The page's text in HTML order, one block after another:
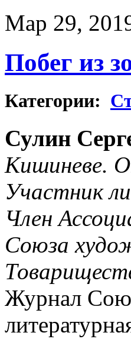
Мар 29,
Побег из
Категории:
Сулин
Кишиневе.
Участник
Член
Союза
Журнал